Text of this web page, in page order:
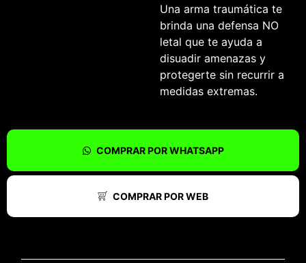
Una arma traumática te
brinda una defensa NO
letal que te ayuda a
disuadir amenazas y
protegerte sin recurrir a
medidas extremas.
COMPRAR POR WHATSAPP
COMPRAR POR WEB